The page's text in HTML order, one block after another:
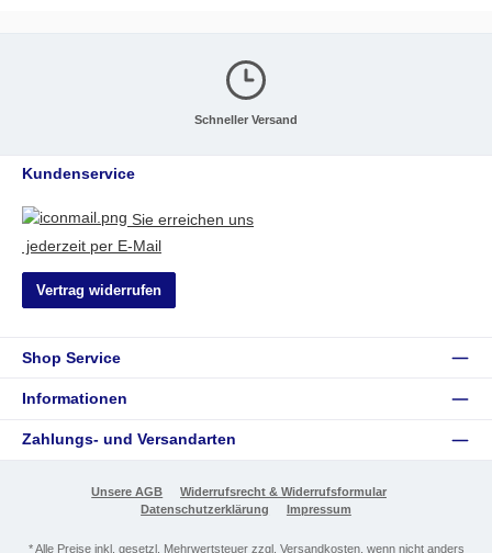
Schneller Versand
Kundenservice
Sie erreichen uns
jederzeit per E-Mail
Vertrag widerrufen
Shop Service
Informationen
Zahlungs- und Versandarten
Unsere AGB
Widerrufsrecht & Widerrufsformular
Datenschutzerklärung
Impressum
* Alle Preise inkl. gesetzl. Mehrwertsteuer zzgl. Versandkosten, wenn nicht anders